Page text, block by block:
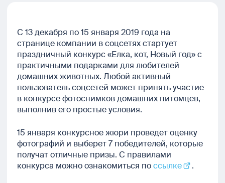
С 13 декабря по 15 января 2019 года на
странице компании в соцсетях стартует
праздничный конкурс «Елка, кот, Новый год» с
практичными подарками для любителей
домашних животных. Любой активный
пользователь соцсетей может принять участие
в конкурсе фотоснимков домашних питомцев,
выполнив его простые условия.
15 января конкурсное жюри проведет оценку
фотографий и выберет 7 победителей, которые
получат отличные призы. С правилами
конкурса можно ознакомиться поссылке .